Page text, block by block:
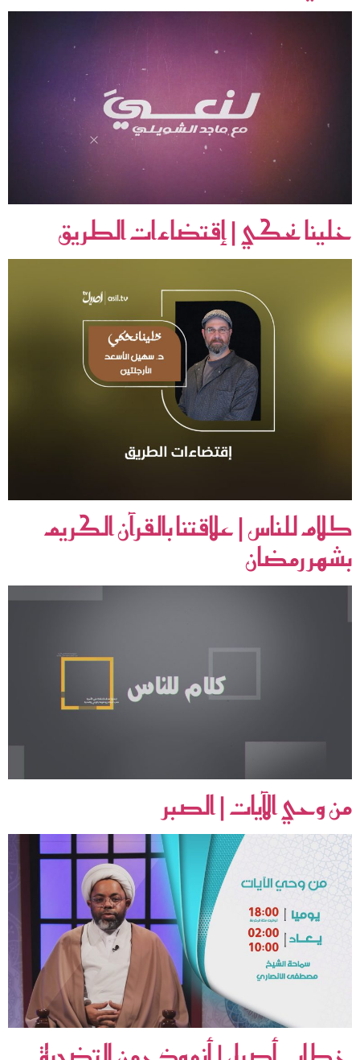
خلينا نحكي | إقتضاءات الطريق
كلام للناس | علاقتنا بالقرآن الكريم
بشهر رمضان
من وحي الآيات | الصبر